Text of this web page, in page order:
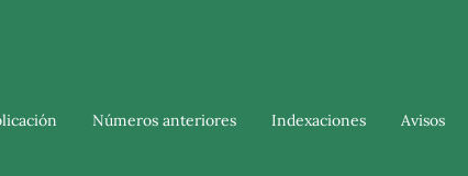
Números anteriores Indexaciones Avisos